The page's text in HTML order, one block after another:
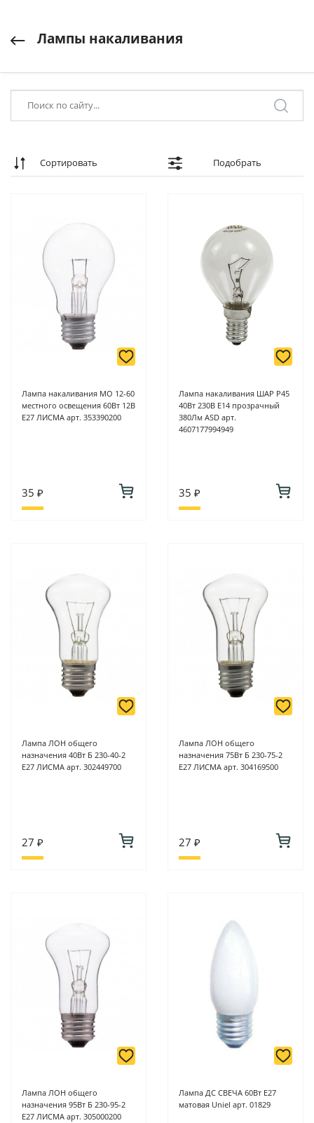
Лампы накаливания
Сортировать Подобрать
Лампа накаливания МО 12-60
местного освещения 60Вт 12В
Е27 ЛИСМА арт. 353390200
35 ₽
Лампа накаливания ШАР P45
40Вт 230В Е14 прозрачный
380Лм ASD арт.
4607177994949
35 ₽
Лампа ЛОН общего
назначения 40Вт Б 230-40-2
Е27 ЛИСМА арт. 302449700
27 ₽
Лампа ЛОН общего
назначения 75Вт Б 230-75-2
Е27 ЛИСМА арт. 304169500
27 ₽
Лампа ЛОН общего
назначения 95Вт Б 230-95-2
Е27 ЛИСМА арт. 305000200
Лампа ДС СВЕЧА 60Вт Е27
матовая Uniel арт. 01829